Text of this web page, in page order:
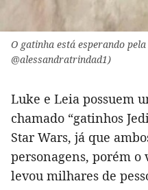
O gatinha está esperando
@alessandratrindad1)
Luke e Leia possuem
chamado “gatinhos
Star Wars, já que
personagens, porém
levou milhares de